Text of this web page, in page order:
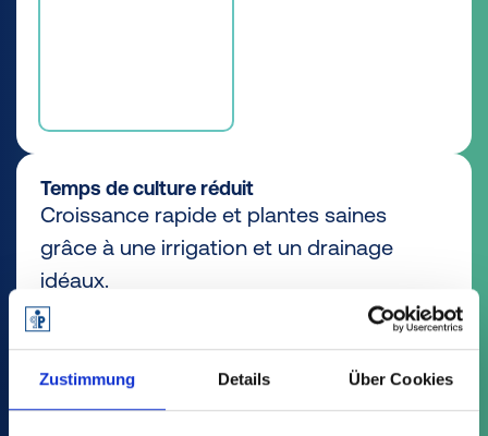
Zustimmung Details Über Cookies
Temps de culture réduit
Croissance rapide et plantes saines
grâce à une irrigation et un drainage
idéaux.
Découvrir tous les avantages